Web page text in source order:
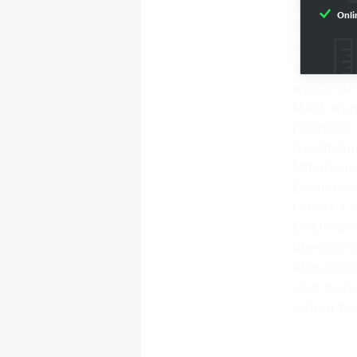
der
Helmut
Manfred